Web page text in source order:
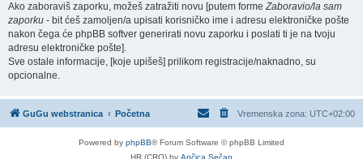
Ako zaboraviš zaporku, možeš zatražiti novu [putem formeZaboravio/la sam
zaporku - bit ćeš zamoljen/a upisati korisničko ime i adresu elektroničke pošte
nakon čega će phpBB softver generirati novu zaporku i poslati ti je na tvoju
adresu elektroničke pošte].
Sve ostale informacije, [koje upišeš] prilikom registracije/naknadno, su
opcionalne.
GuGu webstranica Početna Vremenska zona: UTC+02:00
Powered by phpBB® Forum Software © phpBB Limited
HR (CRO) by Ančica Sečan